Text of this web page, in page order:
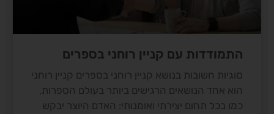
התמודדות עם קניין רוחני בספרים
סוגיות חשובות בנושא קניין רוחני בספרים קניין רוחני
הוא אחד הנושאים הרגישים ביותר בעולם הספרות,
כמו בכל תחום יצירתי ואומנותי: האדם היוצר יבקש